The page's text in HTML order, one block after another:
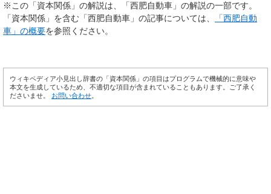
※この「資本関係」の解説は、「西肥自動車」の解説の一部です。
「資本関係」を含む「西肥自動車」の記事については、
「西肥自動
車」の概要を参照ください。
ウィキペディア小見出し辞書の「資本関係」の項目はプログラムで機械的に意味や
本文を生成しているため、不適切な項目が含まれていることもあります。ご了承く
ださいませ。 お問い合わせ